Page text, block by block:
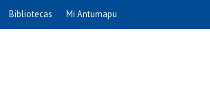
Bibliotecas Mi Antumapu